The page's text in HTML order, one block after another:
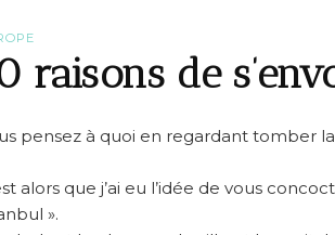
raisons de
pensez à quoi en regardant tomber
alors que j’ai eu l’idée de vous
».